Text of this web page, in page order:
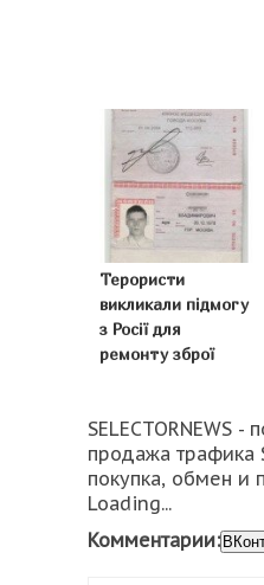
Терористи
викликали підмогу
з Росії для
ремонту зброї
SELECTORNEWS -
продажа трафика
покупка, обмен и
Loading...
Комментарии: